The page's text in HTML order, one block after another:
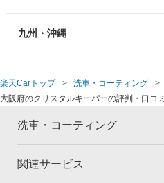
福島
群馬
福井
三重
京都
広島
徳島
九州・沖縄
楽天Carトップ 洗車・コーティング
大阪府のクリスタルキーパーの評判・口コミ
洗車・コーティング
トップ
関連サービス